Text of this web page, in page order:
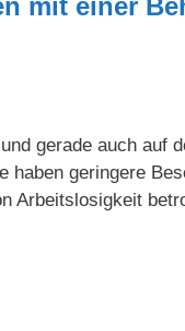
mit einer
gerade auch auf
geringere
Arbeitslosigkeit